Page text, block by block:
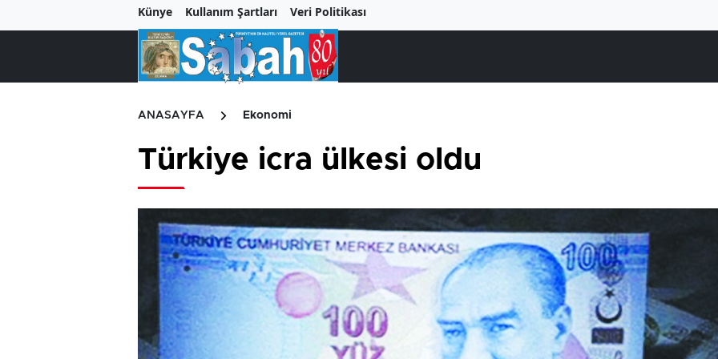
Künye Kullanım Şartları Veri Politikası
ANASAYFA Ekonomi
Türkiye icra ülkesi oldu